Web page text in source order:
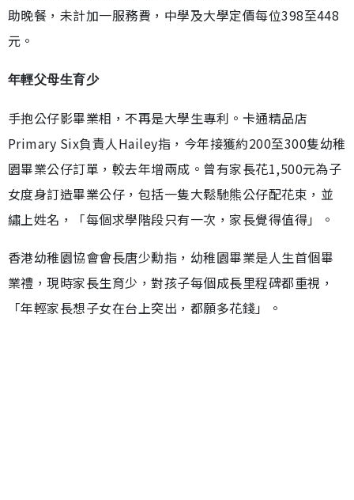
助晚餐，未計加一服務費，中學及大學定價每位398至448
元。
年輕父母生育少
手抱公仔影畢業相，不再是大學生專利。卡通精品店
Primary Six負責人Hailey指，今年接獲約200至300隻幼稚
園畢業公仔訂單，較去年增兩成。曾有家長花1,500元為子
女度身訂造畢業公仔，包括一隻大鬆馳熊公仔配花束，並
繡上姓名，「每個求學階段只有一次，家長覺得值得」。
香港幼稚園協會會長唐少勳指，幼稚園畢業是人生首個畢
業禮，現時家長生育少，對孩子每個成長里程碑都重視，
「年輕家長想子女在台上突出，都願多花錢」。